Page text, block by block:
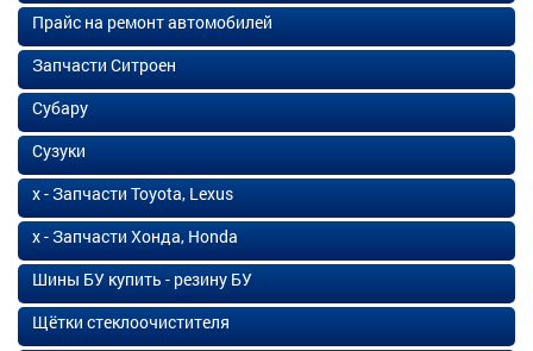
Прайс на ремонт автомобилей
Запчасти Ситроен
Субару
Сузуки
х - Запчасти Toyota, Lexus
х - Запчасти Хонда, Honda
Шины БУ купить - резину БУ
Щётки стеклоочистителя